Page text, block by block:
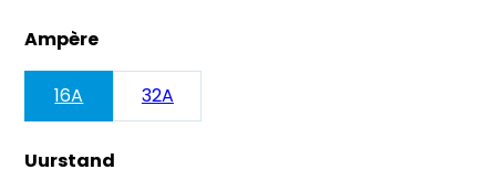
Ampère
16A 32A
Uurstand